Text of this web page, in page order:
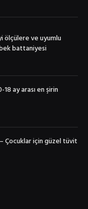
ölçülere ve uyumlu
battaniyesi
ay arası en şirin
Çocuklar için güzel tüvit